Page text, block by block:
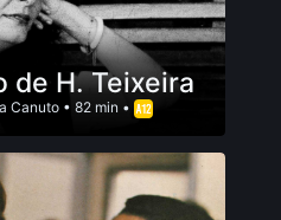
de H. Teixeira
Canuto • 82 min •